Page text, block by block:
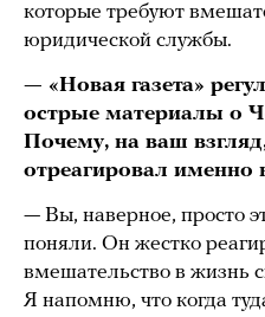
которые требуют
юридической службы.
— «Новая газета»
острые материалы о
Почему, на ваш
отреагировал именно
— Вы, наверное, просто
поняли. Он жестко
вмешательство в жизнь
Я напомню, что когда